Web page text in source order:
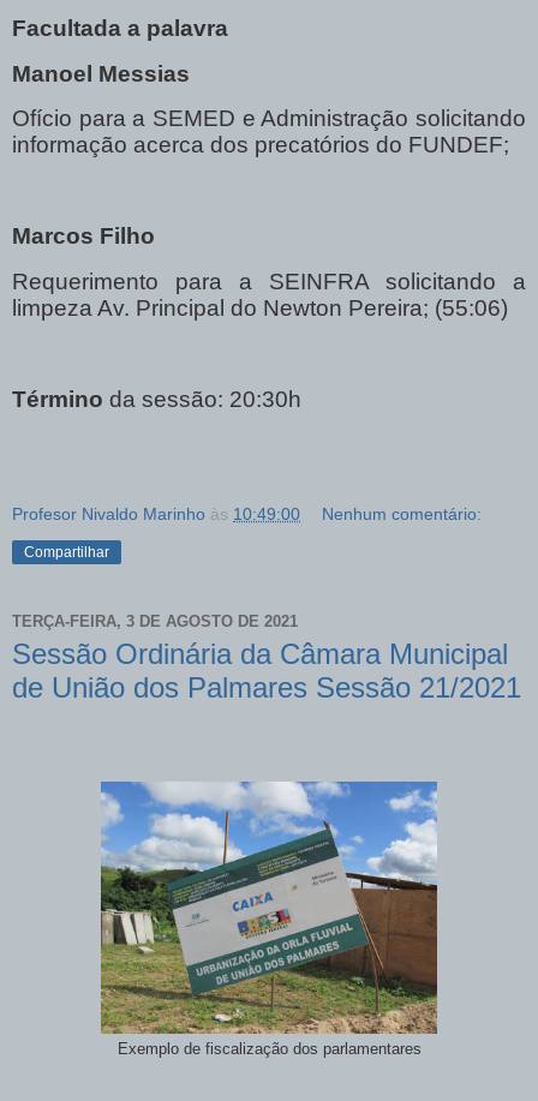
Facultada a palavra
Manoel Messias
Ofício para a SEMED e Administração solicitando
informação acerca dos precatórios do FUNDEF;
Marcos Filho
Requerimento para a SEINFRA solicitando a
limpeza Av. Principal do Newton Pereira; (55:06)
Término da sessão: 20:30h
Profesor Nivaldo Marinho às 10:49:00 Nenhum comentário:
Compartilhar
TERÇA-FEIRA, 3 DE AGOSTO DE 2021
Sessão Ordinária da Câmara Municipal
de União dos Palmares Sessão 21/2021
Exemplo de fiscalização dos parlamentares